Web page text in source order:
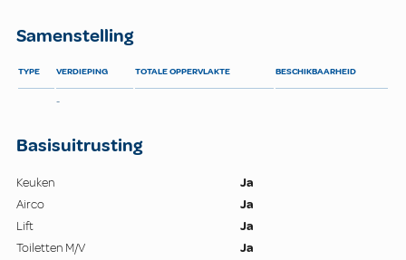
Samenstelling
TYPE VERDIEPING TOTALE OPPERVLAKTE BESCHIKBAARHEID
-
Basisuitrusting
Keuken
Ja
Airco
Ja
Lift
Ja
Toiletten M/V
Ja